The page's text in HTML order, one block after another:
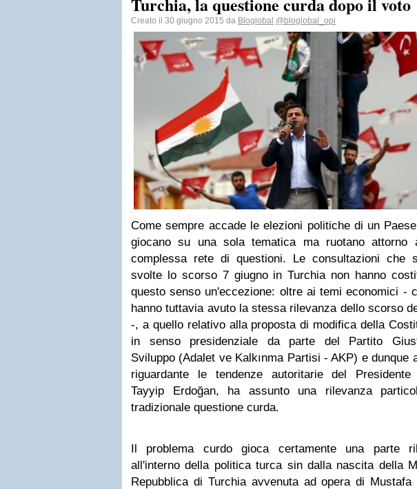
Creato il 30 giugno 2015 da Bloglobal @bloglobal_opi
Come sempre accade le elezioni politiche di un
giocano su una sola tematica ma ruotano attorno
complessa rete di questioni. Le consultazioni che
svolte lo scorso 7 giugno in Turchia non hanno
questo senso un'eccezione: oltre ai temi economici -
hanno tuttavia avuto la stessa rilevanza dello scorso
-, a quello relativo alla proposta di modifica della
in senso presidenziale da parte del Partito
Sviluppo (Adalet ve Kalkınma Partisi - AKP) e dunque
riguardante le tendenze autoritarie del Presidente
Tayyip Erdoğan, ha assunto una rilevanza
tradizionale questione curda.
Il problema curdo gioca certamente una parte
all'interno della politica turca sin dalla nascita della
Repubblica di Turchia avvenuta ad opera di Mustafa